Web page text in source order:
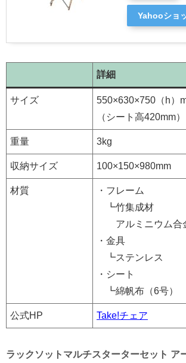
Yahooショ
詳細
サイズ
550×630×750（h）
（シート高420mm）
重量 3kg
収納サイズ 100×150×980mm
材質
・フレーム
┗竹集成材
アルミニウム合
・金具
┗ステンレス
・シート
┗綿帆布（6号）
公式HP Take!チェア
ラックソットマルチスターターセット ア